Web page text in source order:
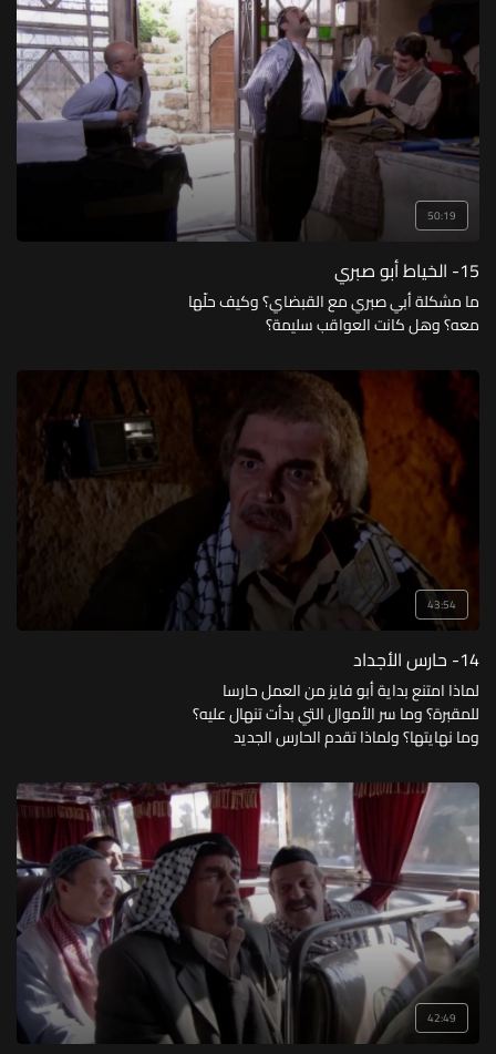
50:19
15- الخياط أبو صبري
ما مشكلة أبي صبري مع القبضاي؟ وكيف حلّها
معه؟ وهل كانت العواقب سليمة؟
43:54
14- حارس الأجداد
لماذا امتنع بداية أبو فايز من العمل حارسا
للمقبرة؟ وما سر الأموال التي بدأت تنهال عليه؟
وما نهايتها؟ ولماذا تقدم الحارس الجديد
42:49